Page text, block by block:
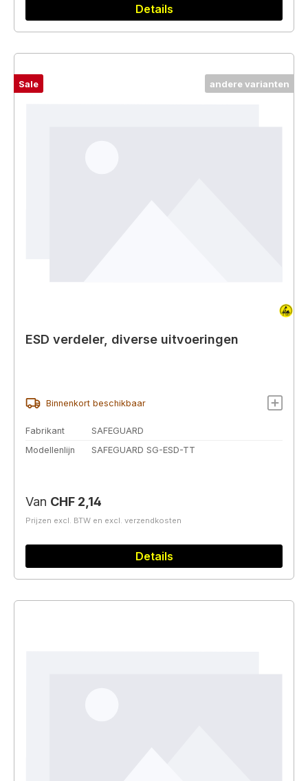
Details
andere varianten
Sale
ESD verdeler, diverse uitvoeringen
Binnenkort beschikbaar
Fabrikant
SAFEGUARD
Modellenlijn
SAFEGUARD SG-ESD-TT
Normale prijs:
Van CHF 2,14
Prijzen excl. BTW en excl. verzendkosten
Details